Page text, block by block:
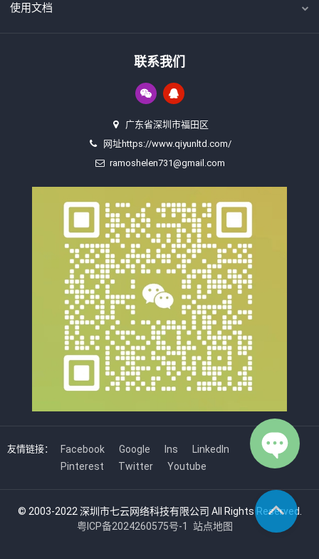
使用文档
联系我们
广东省深圳市福田区
网址https://www.qiyunltd.com/
ramoshelen731@gmail.com
友情链接： Facebook Google Ins
LinkedIn
Pinterest
Twitter Youtube
© 2003-2022 深圳市七云网络科技有限公司 All Rights Reserved.
粤ICP备2024260575号-1
站点地图